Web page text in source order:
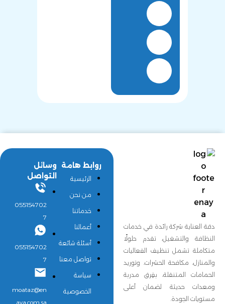
دقة العناية شركة رائدة في خدمات
النظافة والتشغيل، تقدم حلولًا
متكاملة تشمل تنظيف الفعاليات
والمنازل، مكافحة الحشرات، وتوريد
الحمامات المتنقلة، بفِرق مدربة
ومعدات حديثة لضمان أعلى
مستويات الجودة.
روابط هامة
الرئيسية
من نحن
خدماتنا
أعمالنا
أسئلة شائعة
تواصل معنا
سياسة
الخصوصية
وسائل
التواصل
055154702
7
055154702
7
moataz@en
aya.com.sa